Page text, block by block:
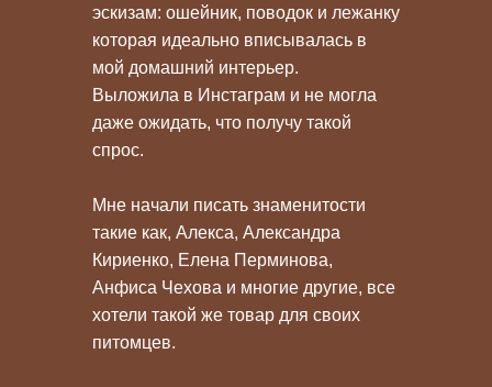
эскизам: ошейник, поводок и лежанку
которая идеально вписывалась в
мой домашний интерьер.
Выложила в Инстаграм и не могла
даже ожидать, что получу такой
спрос.
Мне начали писать знаменитости
такие как, Алекса, Александра
Кириенко, Елена Перминова,
Анфиса Чехова и многие другие, все
хотели такой же товар для своих
питомцев.